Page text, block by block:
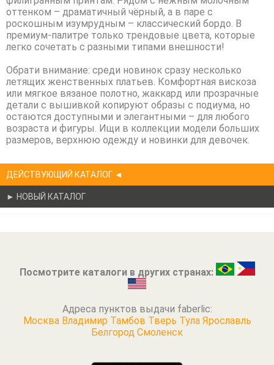
оттенком – драматичный чёрный, а в паре с
роскошным изумрудным – классический бордо. В
премиум-палитре только трендовые цвета, которые
легко сочетать с разными типами внешности!
Обрати внимание: среди новинок сразу несколько
летящих женственных платьев. Комфортная вискоза
или мягкое вязаное полотно, жаккард или прозрачные
детали с вышивкой копируют образы с подиума, но
остаются доступными и элегантными – для любого
возраста и фигуры. Ищи в коллекции модели больших
размеров, верхнюю одежду и новинки для девочек.
ДЕЙСТВУЮЩИЙ КАТАЛОГ ◄
► НОВЫЙ КАТАЛОГ
Посмотрите каталоги в других странах:
Адреса пунктов выдачи faberlic:
Москва Владимир Тамбов Тверь Тула Ярославль
Белгород Смоленск